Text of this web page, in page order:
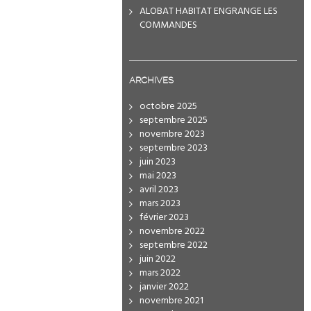
ALOBAT HABITAT ENGRANGE LES
COMMANDES
ARCHIVES
octobre 2025
septembre 2025
novembre 2023
septembre 2023
juin 2023
mai 2023
avril 2023
mars 2023
février 2023
novembre 2022
septembre 2022
juin 2022
mars 2022
janvier 2022
novembre 2021